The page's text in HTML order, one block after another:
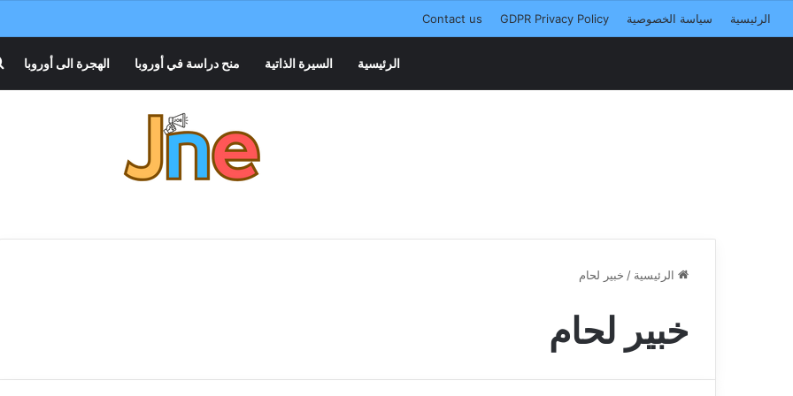
الرئيسية سياسة الخصوصية GDPR Privacy Policy
Contact us
الرئيسية السيرة الذاتية منح دراسة في أوروبا الهجرة الى أوروبا
الرئيسية / خبير لحام
خبير لحام